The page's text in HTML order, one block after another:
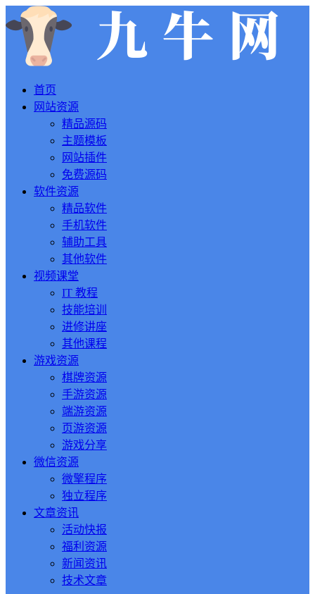
首页
网站资源
精品源码
主题模板
网站插件
免费源码
软件资源
精品软件
手机软件
辅助工具
其他软件
视频课堂
IT 教程
技能培训
进修讲座
其他课程
游戏资源
棋牌资源
手游资源
端游资源
页游资源
游戏分享
微信资源
微擎程序
独立程序
文章资讯
活动快报
福利资源
新闻资讯
技术文章